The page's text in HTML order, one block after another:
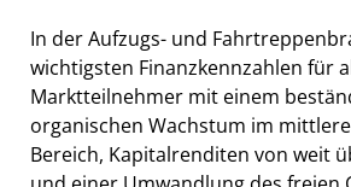
In der Aufzugs- und
wichtigsten Finanzkennzahlen für
Marktteilnehmer mit einem
organischen Wachstum im
Bereich, Kapitalrenditen von weit